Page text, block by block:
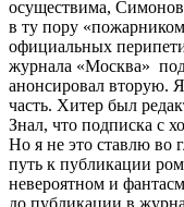
осуществима, Симонов
в ту пору
официальных
журнала «Москва»
анонсировал вторую.
часть. Хитер был
Знал, что подписка с
Но я не это ставлю во
путь к публикации
невероятном и
до публикации в